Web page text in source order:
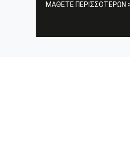
αποσυντονιστές
ΜΆΘΕΤΕ ΠΕΡΙΣΣΌΤΕΡΩΝ